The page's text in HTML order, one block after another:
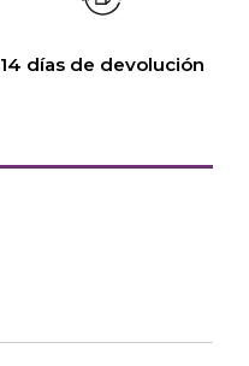
14 días de devolución